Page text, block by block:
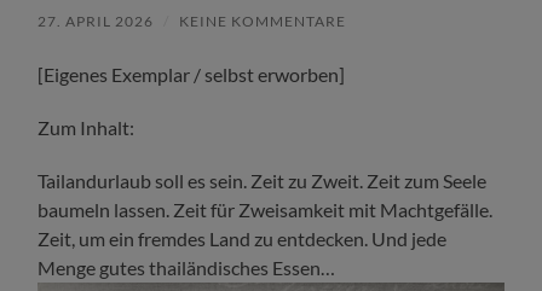
27. APRIL 2026 KEINE KOMMENTARE
[Eigenes Exemplar / selbst erworben]
Zum Inhalt:
Tailandurlaub soll es sein. Zeit zu Zweit. Zeit zum Seele
baumeln lassen. Zeit für Zweisamkeit mit Machtgefälle.
Zeit, um ein fremdes Land zu entdecken. Und jede
Menge gutes thailändisches Essen…